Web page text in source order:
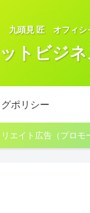
九頭見 匠 オフィシ
トビジ
ポリシー
エイト広告（プロモ